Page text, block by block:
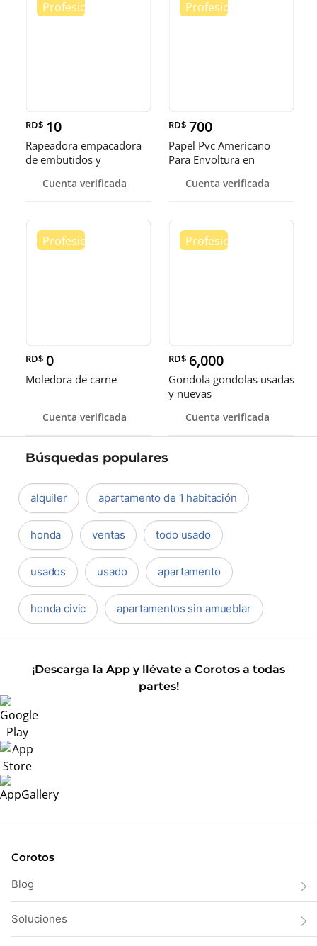
RD$ 10
Rapeadora empacadora
de embutidos y
Cuenta verificada
RD$ 700
Papel Pvc Americano
Para Envoltura en
pulgadas
Cuenta verificada
RD$ 0
Moledora de carne
Cuenta verificada
RD$ 6,000
Gondola gondolas usadas
y nuevas
Cuenta verificada
Búsquedas populares
alquiler apartamento de 1 habitación
honda ventas todo usado
usados usado apartamento
honda civic apartamentos sin amueblar
¡Descarga la App y llévate a Corotos a todas
partes!
Corotos
Blog
Soluciones